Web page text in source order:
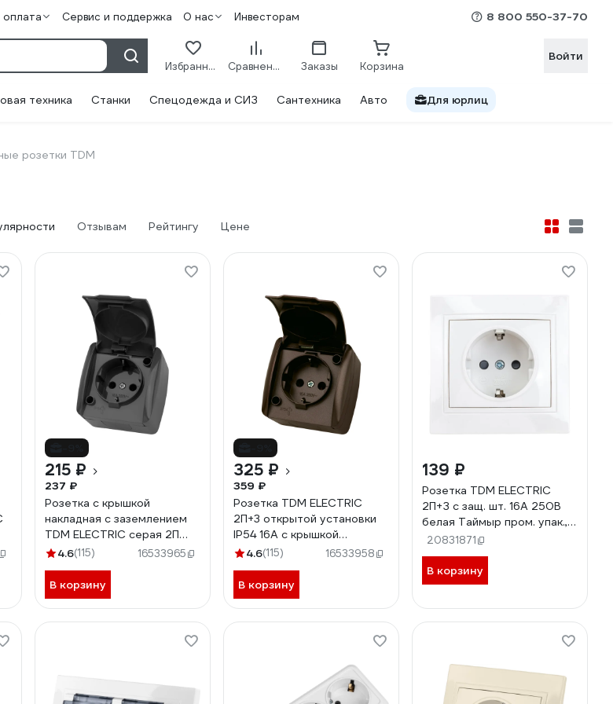
Сервис и поддержка О нас Инвесторам 8 800 550-37-70
Избранное Сравнение Заказы Корзина
Войти
техника Станки Спецодежда и СИЗ Сантехника Авто Для юрлиц
розетки TDM
Отзывам Рейтингу Цене
215 ₽
237 ₽
Розетка с крышкой
накладная с заземлением
TDM ELECTRIC серая 2П
IP54 16А серия "Селигер"
4.6(115) 16533965
В корзину
325 ₽
359 ₽
Розетка TDM ELECTRIC
2П+3 открытой установки
IP54 16А с крышкой
шоколад "Селигер" SQ1818-
4.6(115) 16533958
В корзину
139 ₽
Розетка TDM ELECTRIC
2П+З с защ. шт. 16А 250В
белая Таймыр пром. упак.,
бакелит. основание
AQ1814-0516
20831871
В корзину